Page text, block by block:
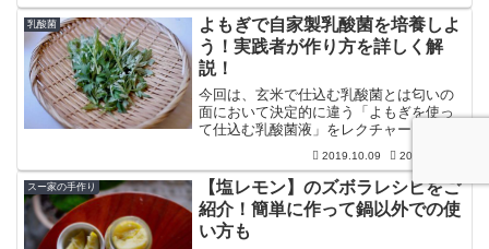
剤よりも自分の肌が頑張って出してくれ
る水分や脂の方が愛おしくないですか？
乳酸菌
よもぎで自家製乳酸菌を培養しよ
う！実践者が作り方を詳しく解
説！
今回は、玄米で仕込む乳酸菌とは匂いの
面において決定的に違う「よもぎを使っ
て仕込む乳酸菌液」をレクチャーします
ね！玄米乳酸菌液からさらなる高みを目
指したいあなたへ送る、よもぎ乳酸菌の
世界。ちょっと手間ですがやってみる価
値は高いですよ！
2019.10.09 2022.07.20
スー家の手作り
【塩レモン】のズボラレシピをご
紹介！簡単に作って鍋以外での使
い方も